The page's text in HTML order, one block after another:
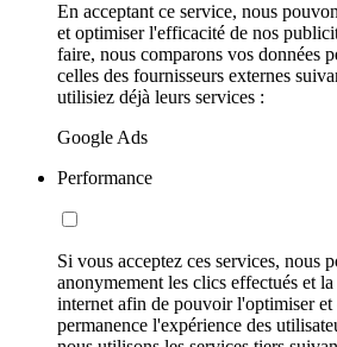
En acceptant ce service, nous
et optimiser l'efficacité de nos
faire, nous comparons vos données
celles des fournisseurs externes
utilisiez déjà leurs services :
Google Ads
Performance
Si vous acceptez ces services, nous
anonymement les clics effectués et
internet afin de pouvoir l'optimiser et
permanence l'expérience des